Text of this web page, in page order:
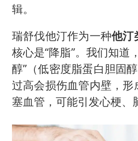
辑。
瑞舒伐他汀作为一种他汀
核心是“降脂”。我们知道
醇”（低密度脂蛋白胆固
过高会损伤血管内壁，
塞血管，可能引发心梗、